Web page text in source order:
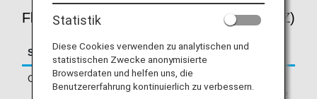
Fluginformationen für Air New Zealand (NZ)
Service Beschreibung
Check-in
Check-in am Schalter von Air New
Zealand (NZ). Informieren Sie sich bitte
Statistik
Diese Cookies verwenden zu analytischen und
statistischen Zwecke anonymisierte
Browserdaten und helfen uns, die
Benutzererfahrung kontinuierlich zu verbessern.